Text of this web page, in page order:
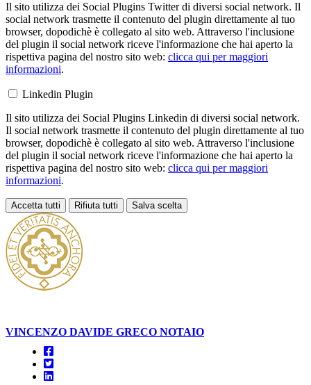
Il sito utilizza dei Social Plugins Twitter di diversi social network. Il
social network trasmette il contenuto del plugin direttamente al tuo
browser, dopodichè è collegato al sito web. Attraverso l'inclusione
del plugin il social network riceve l'informazione che hai aperto la
rispettiva pagina del nostro sito web: clicca qui per maggiori
informazioni.
Linkedin Plugin
Il sito utilizza dei Social Plugins Linkedin di diversi social network.
Il social network trasmette il contenuto del plugin direttamente al tuo
browser, dopodichè è collegato al sito web. Attraverso l'inclusione
del plugin il social network riceve l'informazione che hai aperto la
rispettiva pagina del nostro sito web: clicca qui per maggiori
informazioni.
Accetta tutti Rifiuta tutti Salva scelta
Loading...
VINCENZO DAVIDE GRECO NOTAIO